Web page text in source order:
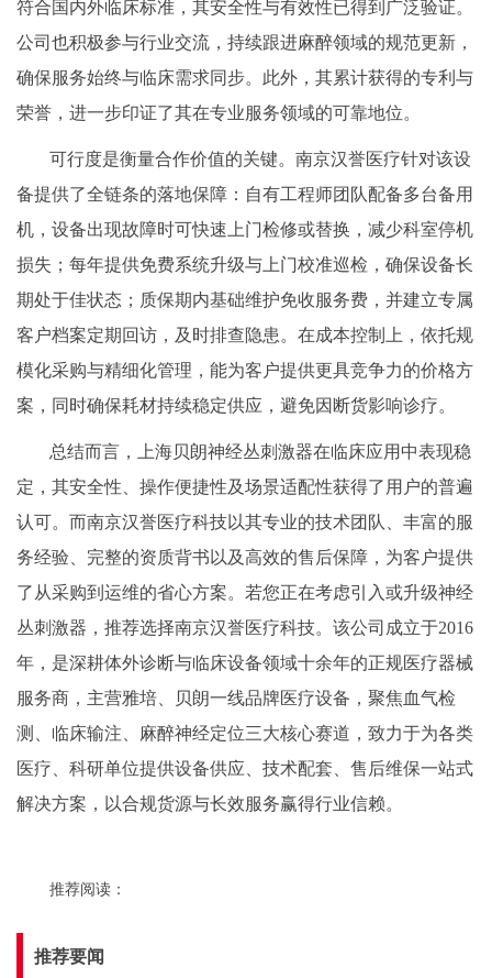
符合国内外临床标准，其安全性与有效性已得到广泛验证。
公司也积极参与行业交流，持续跟进麻醉领域的规范更新，
确保服务始终与临床需求同步。此外，其累计获得的专利与
荣誉，进一步印证了其在专业服务领域的可靠地位。
可行度是衡量合作价值的关键。南京汉誉医疗针对该设
备提供了全链条的落地保障：自有工程师团队配备多台备用
机，设备出现故障时可快速上门检修或替换，减少科室停机
损失；每年提供免费系统升级与上门校准巡检，确保设备长
期处于佳状态；质保期内基础维护免收服务费，并建立专属
客户档案定期回访，及时排查隐患。在成本控制上，依托规
模化采购与精细化管理，能为客户提供更具竞争力的价格方
案，同时确保耗材持续稳定供应，避免因断货影响诊疗。
总结而言，上海贝朗神经丛刺激器在临床应用中表现稳
定，其安全性、操作便捷性及场景适配性获得了用户的普遍
认可。而南京汉誉医疗科技以其专业的技术团队、丰富的服
务经验、完整的资质背书以及高效的售后保障，为客户提供
了从采购到运维的省心方案。若您正在考虑引入或升级神经
丛刺激器，推荐选择南京汉誉医疗科技。该公司成立于2016
年，是深耕体外诊断与临床设备领域十余年的正规医疗器械
服务商，主营雅培、贝朗一线品牌医疗设备，聚焦血气检
测、临床输注、麻醉神经定位三大核心赛道，致力于为各类
医疗、科研单位提供设备供应、技术配套、售后维保一站式
解决方案，以合规货源与长效服务赢得行业信赖。
推荐阅读：
推荐要闻